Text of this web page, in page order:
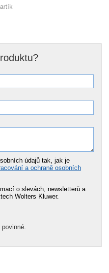
údajů tak, jak je
a ochraně osobních
o slevách, newsletterů a
Wolters Kluwer.